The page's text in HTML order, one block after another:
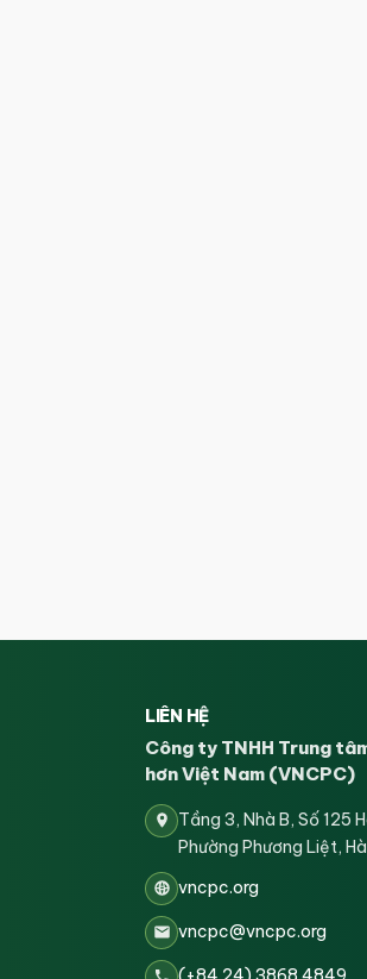
LIÊN HỆ
Công ty TNHH Trung
hơn Việt Nam (VNCPC)
Tầng 3, Nhà B, Số 125
Phường Phương Liệt,
vncpc.org
vncpc@vncpc.org